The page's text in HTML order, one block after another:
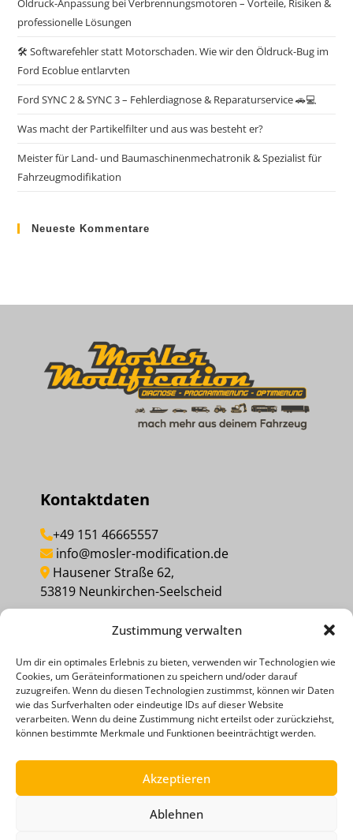
Zustimmung verwalten
Um dir ein optimales Erlebnis zu bieten, verwenden wir Technologien wie
Cookies, um Geräteinformationen zu speichern und/oder darauf
zuzugreifen. Wenn du diesen Technologien zustimmst, können wir Daten
wie das Surfverhalten oder eindeutige IDs auf dieser Website
verarbeiten. Wenn du deine Zustimmung nicht erteilst oder zurückziehst,
können bestimmte Merkmale und Funktionen beeinträchtigt werden.
Akzeptieren
Ablehnen
Öldruck-Anpassung bei Verbrennungsmotoren – Vorteile, Risiken &
professionelle Lösungen
🛠️ Softwarefehler statt Motorschaden. Wie wir den Öldruck-Bug im
Ford Ecoblue entlarvten
Ford SYNC 2 & SYNC 3 – Fehlerdiagnose & Reparaturservice 🚗💻
Was macht der Partikelfilter und aus was besteht er?
Meister für Land- und Baumaschinenmechatronik & Spezialist für
Fahrzeugmodifikation
Neueste Kommentare
Kontaktdaten
+49 151 46665557
info@mosler-modification.de
Hausener Straße 62,
53819 Neunkirchen-Seelscheid
MEINEN KAUF WIDERRUFEN
Social Media
ZAHLUNGSMETHODEN
RECHTLICHE HINWEISE